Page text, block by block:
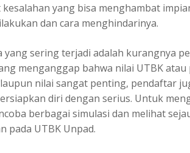
yang bisa menghambat
dan cara menghindarinya.
yang sering terjadi adalah kurangnya
menganggap bahwa nilai UTBK
nilai sangat penting, pendaftar
diri dengan serius. Untuk
berbagai simulasi dan melihat
pada UTBK Unpad.